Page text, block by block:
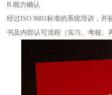
B.能力确认
经过ISO 9001标准的系统培训，
书及内部认可流程（实习、考核、